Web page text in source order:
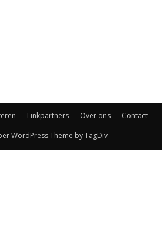
Linkpartners Over ons
Contact
WordPress Theme by TagDiv